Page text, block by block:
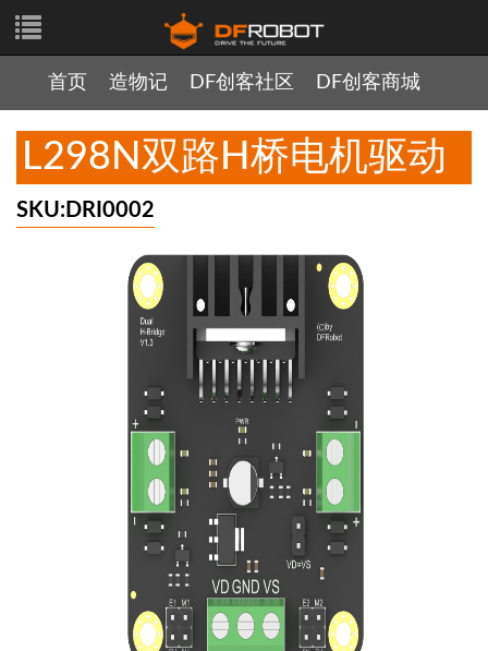
首页 造物记 DF创客社区 DF创客商城
L298N双路H桥电机驱动
SKU:DRI0002